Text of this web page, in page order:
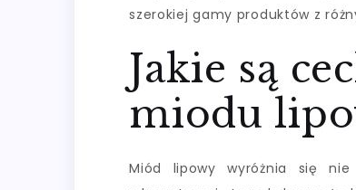
szerokiej gamy produktów z
Jakie są
miodu
Miód lipowy wyróżnia się